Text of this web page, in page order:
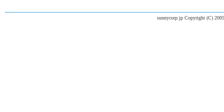
sunnycorp.jp Copyright (C)